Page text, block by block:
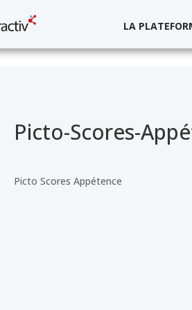
LA
Picto-Scores-
Picto Scores Appétence